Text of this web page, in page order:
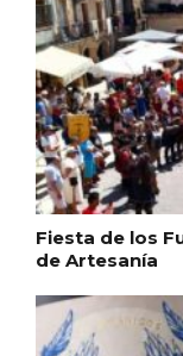
Fiesta de los
de Artesanía
Cigales
arcos de la